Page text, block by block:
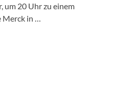
um 20 Uhr zu einem
in …